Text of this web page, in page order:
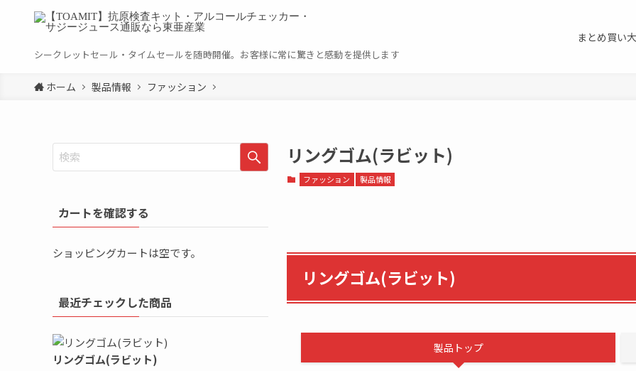
シークレットセール・タイムセールを随時開催。お客様に常に驚きと感動を提供します
まとめ買い
ホーム 製品情報 ファッション
リングゴム(ラビット)
ファッション 製品情報
リングゴム(ラビット)
製品トップ
カートを確認する
ショッピングカートは空です。
最近チェックした商品
リングゴム(ラビット)